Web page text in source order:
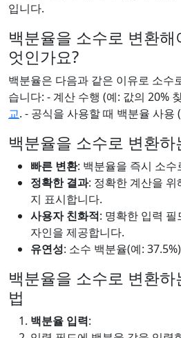
입니다.
백분율을 소수로 변환
엇인가요?
백분율은 다음과 같은 이유로 소수
습니다: - 계산 수행 (예: 값의 20%
교. - 공식을 사용할 때 백분율 사용
백분율을 소수로 변환
빠른 변환: 백분율을 즉시 소수
정확한 결과: 정확한 계산을
지 표시합니다.
사용자 친화적: 명확한 입력
자인을 제공합니다.
유연성: 소수 백분율(예:
백분율을 소수로 변환
법
백분율 입력: